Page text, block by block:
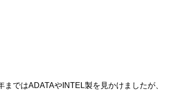
ではADATAやINTEL製を見かけましたが、